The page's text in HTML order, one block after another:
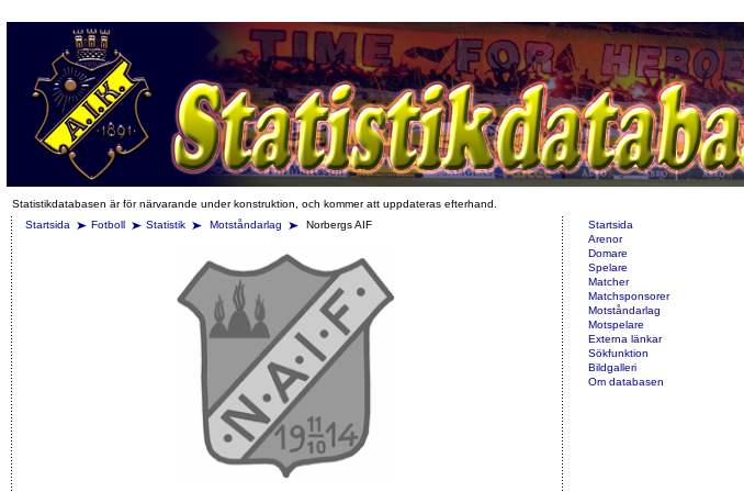
Statistikdatabasen är för närvarande under konstruktion, och kommer att uppdateras efterhand.
Startsida
Fotboll Statistik Motståndarlag Norbergs AIF
Startsida
Arenor
Domare
Spelare
Matcher
Matchsponsorer
Motståndarlag
Motspelare
Externa länkar
Sökfunktion
Bildgalleri
Om databasen